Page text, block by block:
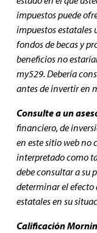
impuestos puede
impuestos estatales
fondos de becas y
beneficios no
my529. Debería
antes de invertir en
Consulte a un
financiero, de
en este sitio web no
interpretado como
debe consultar a su
determinar el efecto
estatales en su
Calificación